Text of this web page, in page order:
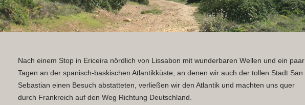
Nach einem Stop in Ericeira nördlich von Lissabon mit wunderbaren Wellen und ein paar
Tagen an der spanisch-baskischen Atlantikküste, an denen wir auch der tollen Stadt San
Sebastian einen Besuch abstatteten, verließen wir den Atlantik und machten uns quer
durch Frankreich auf den Weg Richtung Deutschland.